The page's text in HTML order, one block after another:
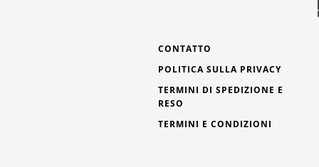
CONTATTO
POLITICA SULLA PRIVACY
TERMINI DI SPEDIZIONE E
RESO
TERMINI E CONDIZIONI